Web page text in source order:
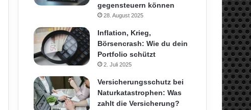
gegensteuern können
28. August 2025
Inflation, Krieg,
Börsencrash: Wie du dein
Portfolio schützt
2. Juli 2025
Versicherungsschutz bei
Naturkatastrophen: Was
zahlt die Versicherung?